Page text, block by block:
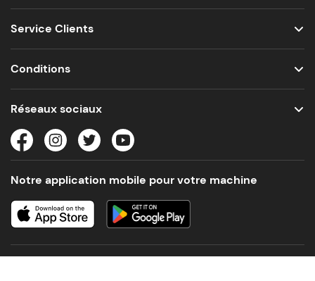
Service Clients
Conditions
Réseaux sociaux
Notre application mobile pour votre machine